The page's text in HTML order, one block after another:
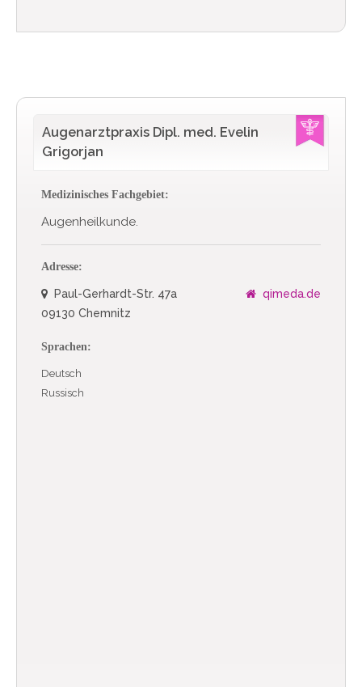
Augenarztpraxis Dipl. med. Evelin
Grigorjan
Medizinisches Fachgebiet:
Augenheilkunde.
Adresse:
Paul-Gerhardt-Str. 47a
09130 Chemnitz
qimeda.de
Sprachen:
Deutsch
Russisch